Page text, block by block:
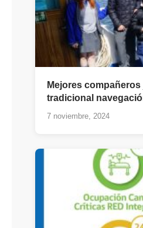
Mejores
tradicional
7 noviembre, 2024